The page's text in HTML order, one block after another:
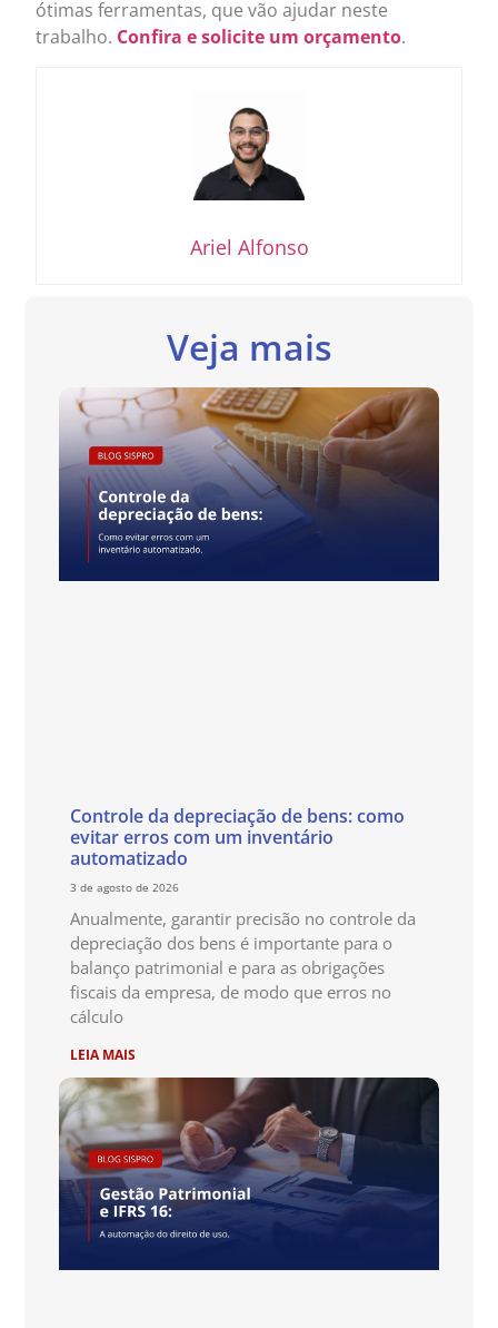
ótimas ferramentas, que vão ajudar neste
trabalho. Confira e solicite um orçamento.
Ariel Alfonso
Veja mais
Controle da depreciação de bens: como
evitar erros com um inventário
automatizado
3 de agosto de 2026
Anualmente, garantir precisão no controle da
depreciação dos bens é importante para o
balanço patrimonial e para as obrigações
fiscais da empresa, de modo que erros no
cálculo
LEIA MAIS